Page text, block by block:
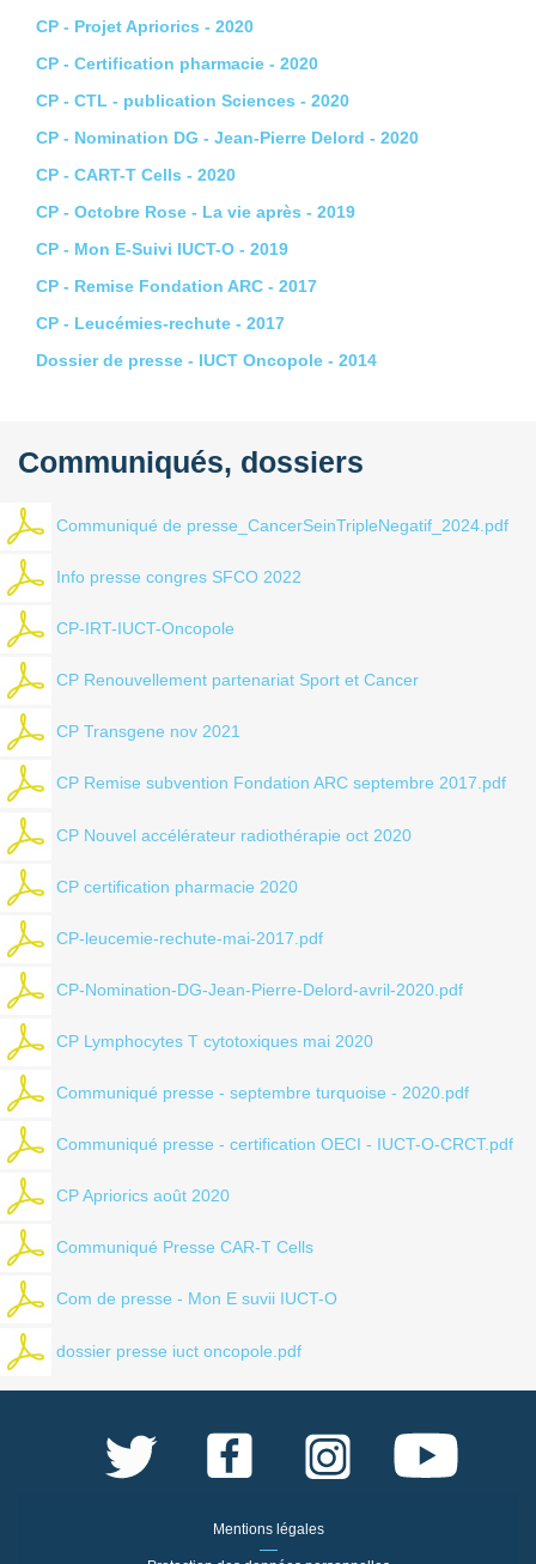
CP - Projet Apriorics - 2020
CP - Certification pharmacie - 2020
CP - CTL - publication Sciences - 2020
CP - Nomination DG - Jean-Pierre Delord - 2020
CP - CART-T Cells - 2020
CP - Octobre Rose - La vie après - 2019
CP - Mon E-Suivi IUCT-O - 2019
CP - Remise Fondation ARC - 2017
CP - Leucémies-rechute - 2017
Dossier de presse - IUCT Oncopole - 2014
Communiqués, dossiers
Communiqué de presse_CancerSeinTripleNegatif_2024.pdf
Info presse congres SFCO 2022
CP-IRT-IUCT-Oncopole
CP Renouvellement partenariat Sport et Cancer
CP Transgene nov 2021
CP Remise subvention Fondation ARC septembre 2017.pdf
CP Nouvel accélérateur radiothérapie oct 2020
CP certification pharmacie 2020
CP-leucemie-rechute-mai-2017.pdf
CP-Nomination-DG-Jean-Pierre-Delord-avril-2020.pdf
CP Lymphocytes T cytotoxiques mai 2020
Communiqué presse - septembre turquoise - 2020.pdf
Communiqué presse - certification OECI - IUCT-O-CRCT.pdf
CP Apriorics août 2020
Communiqué Presse CAR-T Cells
Com de presse - Mon E suvii IUCT-O
dossier presse iuct oncopole.pdf
Mentions légales